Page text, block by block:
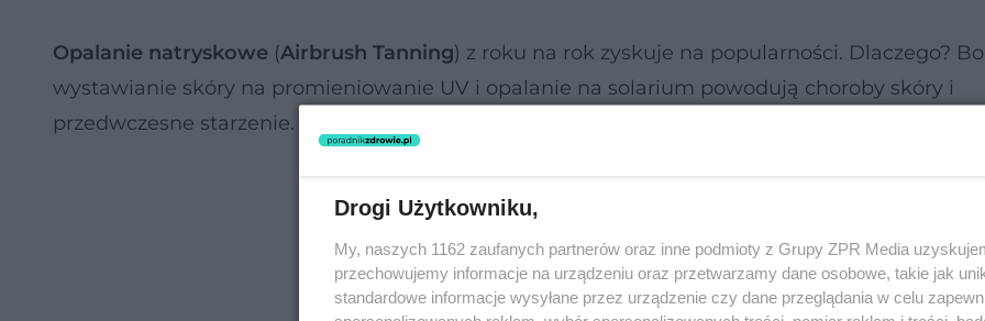
Opalanie natryskowe (Airbrush Tanning) z roku na rok zyskuje na popularności. Dlaczego?
wystawianie skóry na promieniowanie UV i opalanie na solarium powodują choroby skóry i
przedwczesne starzenie.
Drogi Użytkowniku,
My, naszych 1162 zaufanych partnerów oraz inne podmioty z Grupy ZPR Media
przechowujemy informacje na urządzeniu oraz przetwarzamy dane osobowe, takie jak
standardowe informacje wysyłane przez urządzenie czy dane przeglądania w celu